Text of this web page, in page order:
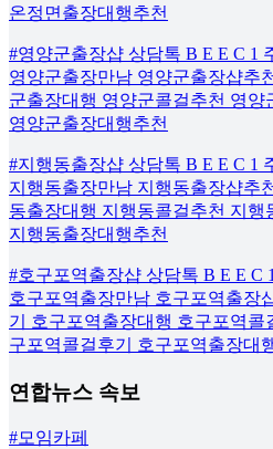
온정면출장대행추천
#영양군출장샵 상담톡 B E E C 1
영양군출장만남 영양군출장샵추
군출장대행 영양군콜걸추천 영양
영양군출장대행추천
#지행동출장샵 상담톡 B E E C 1
지행동출장만남 지행동출장샵추
동출장대행 지행동콜걸추천 지행
지행동출장대행추천
#호구포역출장샵 상담톡 B E E C
호구포역출장만남 호구포역출장
기 호구포역출장대행 호구포역콜
구포역콜걸후기 호구포역출장대
연합뉴스 속보
#모임카페